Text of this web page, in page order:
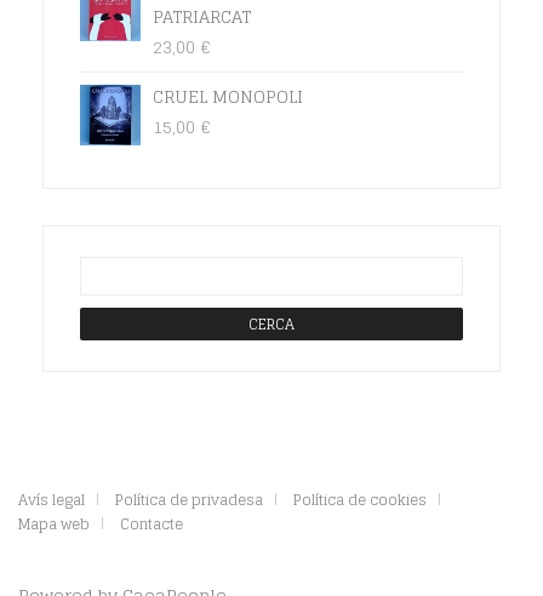
PATRIARCAT
23,00 €
CRUEL MONOPOLI
15,00 €
Avís legal Política de privadesa
Política de cookies
Mapa web
Contacte